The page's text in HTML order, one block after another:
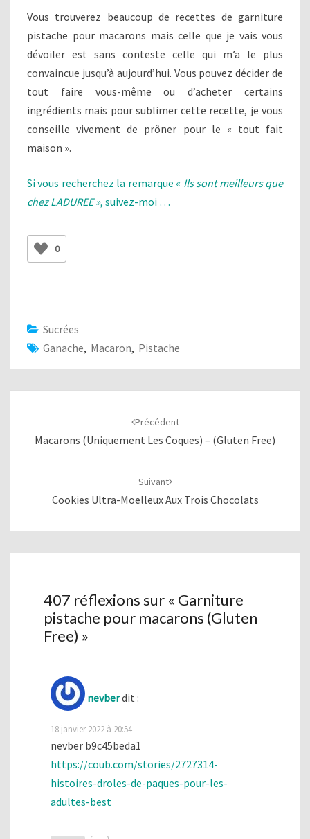
Vous trouverez beaucoup de recettes de garniture
pistache pour macarons mais celle que je vais vous
dévoiler est sans conteste celle qui m’a le plus
convaincue jusqu’à aujourd’hui. Vous pouvez décider de
tout faire vous-même ou d’acheter certains
ingrédients mais pour sublimer cette recette, je vous
conseille vivement de prôner pour le « tout fait
maison ».
Si vous recherchez la remarque « Ils sont meilleurs que
chez LADUREE », suivez-moi …
0
Sucrées
Ganache, Macaron, Pistache
Précédent
Macarons (uniquement Les Coques) – (Gluten Free)
Suivant
Cookies Ultra-Moelleux Aux Trois Chocolats
407 réflexions sur « Garniture
pistache pour macarons (Gluten
Free) »
nevberdit :
18 janvier 2022 à 20:54
nevber b9c45beda1
https://coub.com/stories/2727314-
histoires-droles-de-paques-pour-les-
adultes-best